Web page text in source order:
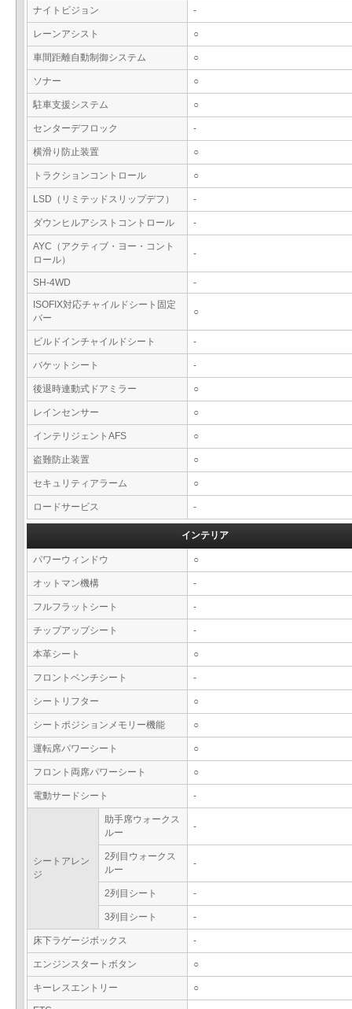
ナイトビジョン -
レーンアシスト ○
車間距離自動制御システム ○
ソナー ○
駐車支援システム ○
センターデフロック -
横滑り防止装置 ○
トラクションコントロール ○
LSD（リミテッドスリップデフ） -
ダウンヒルアシストコントロール -
AYC（アクティブ・ヨー・コント
ロール）
-
SH-4WD
-
ISOFIX対応チャイルドシート固定
バー
○
ビルドインチャイルドシート -
バケットシート -
後退時連動式ドアミラー ○
レインセンサー ○
インテリジェントAFS ○
盗難防止装置 ○
セキュリティアラーム ○
ロードサービス -
インテリア
パワーウィンドウ ○
オットマン機構 -
フルフラットシート -
チップアップシート -
本革シート ○
フロントベンチシート -
シートリフター ○
シートポジションメモリー機能 ○
運転席パワーシート ○
フロント両席パワーシート ○
電動サードシート -
シートアレン
ジ
助手席ウォークス
ルー
-
2列目ウォークス
ルー
-
2列目シート -
3列目シート -
床下ラゲージボックス -
エンジンスタートボタン ○
キーレスエントリー ○